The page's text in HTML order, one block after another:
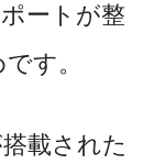
ートが整
す。
載された